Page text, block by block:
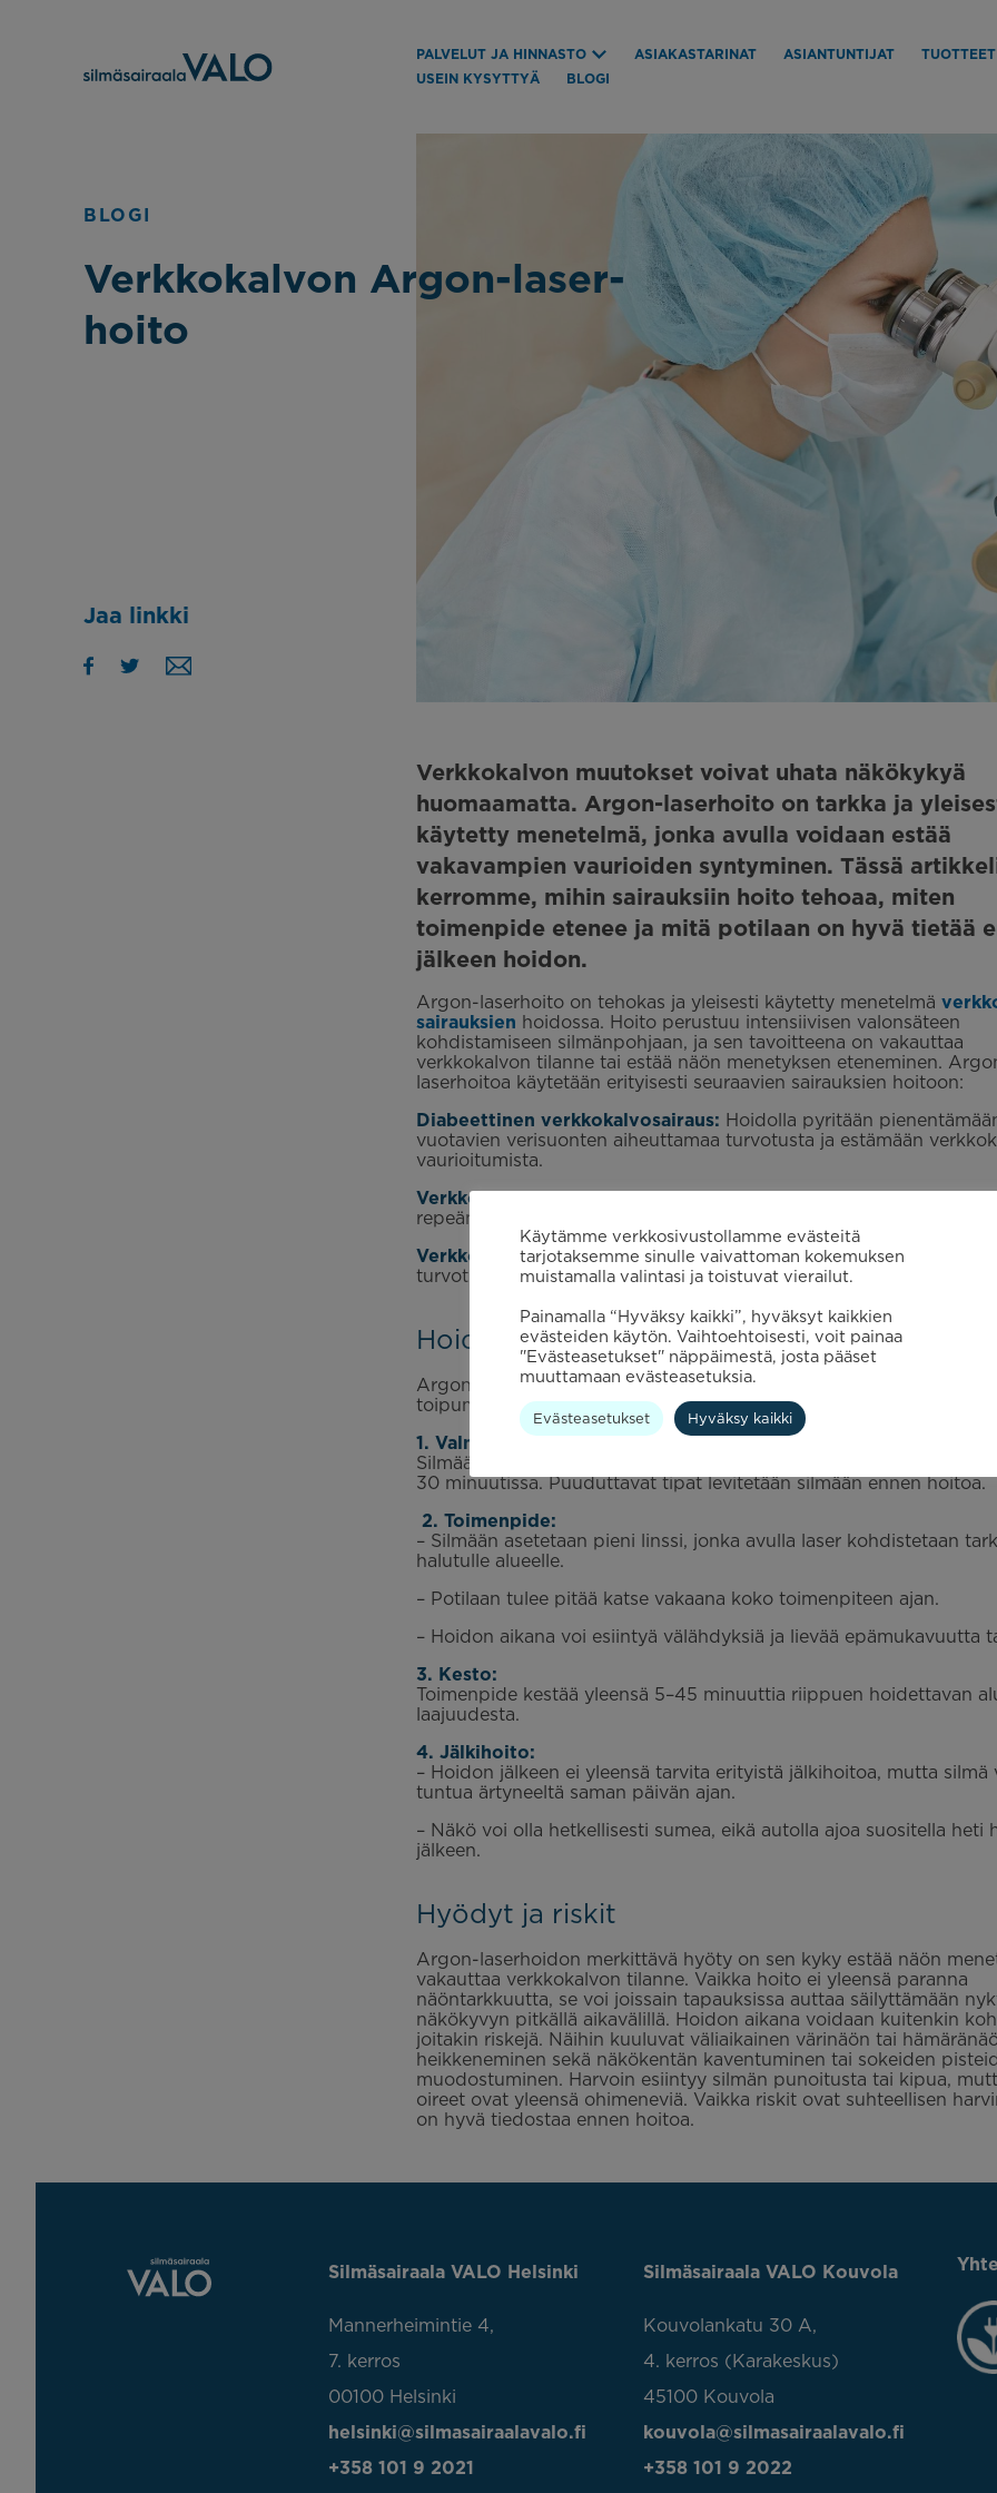
PALVELUT JA HINNASTO ASIAKASTARINAT ASIANTUNTIJAT TUOTTEET
USEIN KYSYTTYÄ
BLOGI
BLOGI
Verkkokalvon Argon-laser-
hoito
Jaa linkki
Verkkokalvon muutokset voivat uhata näkökykyä
huomaamatta. Argon-laserhoito on tarkka ja
käytetty menetelmä, jonka avulla voidaan estää
vakavampien vaurioiden syntyminen. Tässä
kerromme, mihin sairauksiin hoito tehoaa, miten
toimenpide etenee ja mitä potilaan on hyvä tietää
jälkeen hoidon.
Argon-laserhoito on tehokas ja yleisesti käytetty menetelmä
sairauksien hoidossa. Hoito perustuu intensiivisen valonsäteen
kohdistamiseen silmänpohjaan, ja sen tavoitteena on vakauttaa
verkkokalvon tilanne tai estää näön menetyksen eteneminen.
laserhoitoa käytetään erityisesti seuraavien sairauksien hoitoon:
Diabeettinen verkkokalvosairaus: Hoidolla pyritään
vuotavien verisuonten aiheuttamaa turvotusta ja estämään
vaurioitumista.
Verkkokalvon reiät ja repeämät:Laserilla luodaan
repeämän ympärille, mikä estää verkkokalvon irtauman
Verkkokalvon verisuonitukokset:Hoidon avulla voidaan vähentää
turvotusta ja ehkäistä näön menetystä.
Hoidon kulku
Argon-laserhoito suoritetaan yleensä polikliinisesti, eikä se vaadi
toipumisaikaa. Toimenpiteen vaiheet ovat seuraavat:
1. Valmistelu
Silmään laitetaan mustuaista laajentavia tippoja, joiden vaikutus
30 minuutissa. Puuduttavat tipat levitetään silmään ennen hoitoa.
2. Toimenpide:
– Silmään asetetaan pieni linssi, jonka avulla laser kohdistetaan
halutulle alueelle.
– Potilaan tulee pitää katse vakaana koko toimenpiteen ajan.
– Hoidon aikana voi esiintyä välähdyksiä ja lievää epämukavuutta
3. Kesto:
Toimenpide kestää yleensä 5–45 minuuttia riippuen hoidettavan
laajuudesta.
4. Jälkihoito:
– Hoidon jälkeen ei yleensä tarvita erityistä jälkihoitoa, mutta silmä
tuntua ärtyneeltä saman päivän ajan.
– Näkö voi olla hetkellisesti sumea, eikä autolla ajoa suositella heti
jälkeen.
Hyödyt ja riskit
Argon-laserhoidon merkittävä hyöty on sen kyky estää näön
vakauttaa verkkokalvon tilanne. Vaikka hoito ei yleensä paranna
näöntarkkuutta, se voi joissain tapauksissa auttaa säilyttämään
näkökyvyn pitkällä aikavälillä. Hoidon aikana voidaan kuitenkin
joitakin riskejä. Näihin kuuluvat väliaikainen värinäön tai
heikkeneminen sekä näkökentän kaventuminen tai sokeiden
muodostuminen. Harvoin esiintyy silmän punoitusta tai kipua,
oireet ovat yleensä ohimeneviä. Vaikka riskit ovat suhteellisen
on hyvä tiedostaa ennen hoitoa.
Silmäsairaala VALO Helsinki
Mannerheimintie 4,
7. kerros
00100 Helsinki
helsinki@silmasairaalavalo.fi
+358 101 9 2021
Silmäsairaala VALO Kouvola
Kouvolankatu 30 A,
4. kerros (Karakeskus)
45100 Kouvola
kouvola@silmasairaalavalo.fi
+358 101 9 2022
Käytämme verkkosivustollamme evästeitä
tarjotaksemme sinulle vaivattoman kokemuksen
muistamalla valintasi ja toistuvat vierailut.
Painamalla “Hyväksy kaikki”, hyväksyt kaikkien
evästeiden käytön. Vaihtoehtoisesti, voit painaa
"Evästeasetukset" näppäimestä, josta pääset
muuttamaan evästeasetuksia.
Evästeasetukset Hyväksy kaikki